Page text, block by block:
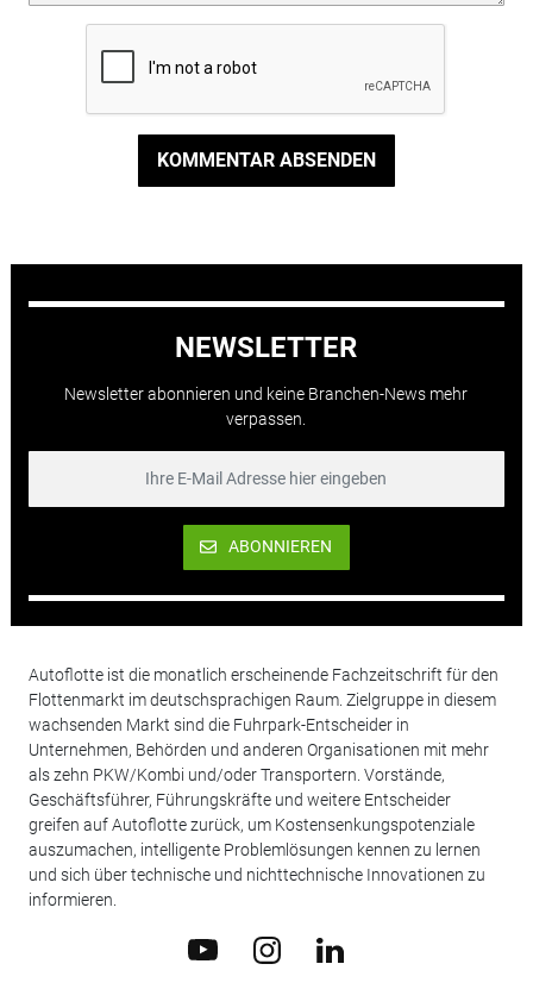
KOMMENTAR ABSENDEN
NEWSLETTER
Newsletter abonnieren und keine Branchen-News mehr
verpassen.
ABONNIEREN
Autoflotte ist die monatlich erscheinende Fachzeitschrift für den
Flottenmarkt im deutschsprachigen Raum. Zielgruppe in diesem
wachsenden Markt sind die Fuhrpark-Entscheider in
Unternehmen, Behörden und anderen Organisationen mit mehr
als zehn PKW/Kombi und/oder Transportern. Vorstände,
Geschäftsführer, Führungskräfte und weitere Entscheider
greifen auf Autoflotte zurück, um Kostensenkungspotenziale
auszumachen, intelligente Problemlösungen kennen zu lernen
und sich über technische und nichttechnische Innovationen zu
informieren.